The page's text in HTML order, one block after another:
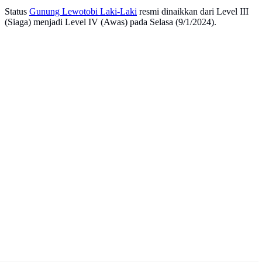
Status Gunung Lewotobi Laki-Laki resmi dinaikkan dari Level III
(Siaga) menjadi Level IV (Awas) pada Selasa (9/1/2024).